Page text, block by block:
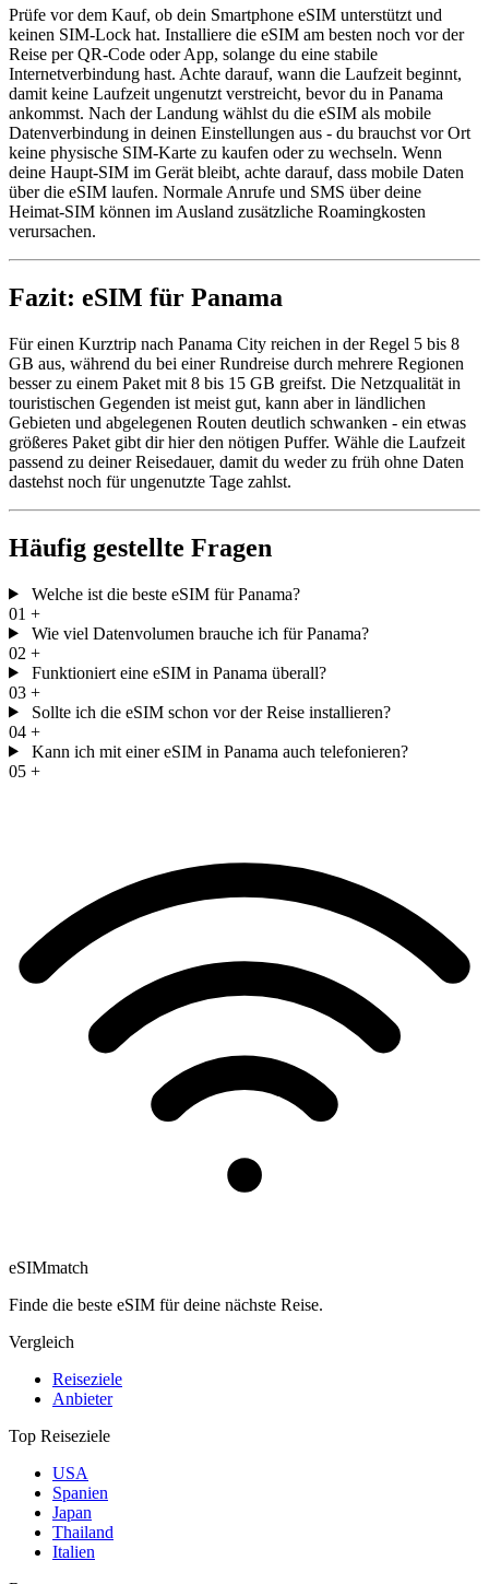
Prüfe vor dem Kauf, ob dein Smartphone eSIM unterstützt und
keinen SIM-Lock hat. Installiere die eSIM am besten noch vor der
Reise per QR-Code oder App, solange du eine stabile
Internetverbindung hast. Achte darauf, wann die Laufzeit beginnt,
damit keine Laufzeit ungenutzt verstreicht, bevor du in Panama
ankommst. Nach der Landung wählst du die eSIM als mobile
Datenverbindung in deinen Einstellungen aus - du brauchst vor Ort
keine physische SIM-Karte zu kaufen oder zu wechseln. Wenn
deine Haupt-SIM im Gerät bleibt, achte darauf, dass mobile Daten
über die eSIM laufen. Normale Anrufe und SMS über deine
Heimat-SIM können im Ausland zusätzliche Roamingkosten
verursachen.
Fazit: eSIM für Panama
Für einen Kurztrip nach Panama City reichen in der Regel 5 bis 8
GB aus, während du bei einer Rundreise durch mehrere Regionen
besser zu einem Paket mit 8 bis 15 GB greifst. Die Netzqualität in
touristischen Gegenden ist meist gut, kann aber in ländlichen
Gebieten und abgelegenen Routen deutlich schwanken - ein etwas
größeres Paket gibt dir hier den nötigen Puffer. Wähle die Laufzeit
passend zu deiner Reisedauer, damit du weder zu früh ohne Daten
dastehst noch für ungenutzte Tage zahlst.
Häufig gestellte Fragen
Welche ist die beste eSIM für Panama?
01 +
Wie viel Datenvolumen brauche ich für Panama?
02 +
Funktioniert eine eSIM in Panama überall?
03 +
Sollte ich die eSIM schon vor der Reise installieren?
04 +
Kann ich mit einer eSIM in Panama auch telefonieren?
05 +
eSIMmatch
Finde die beste eSIM für deine nächste Reise.
Vergleich
Reiseziele
Anbieter
Top Reiseziele
USA
Spanien
Japan
Thailand
Italien